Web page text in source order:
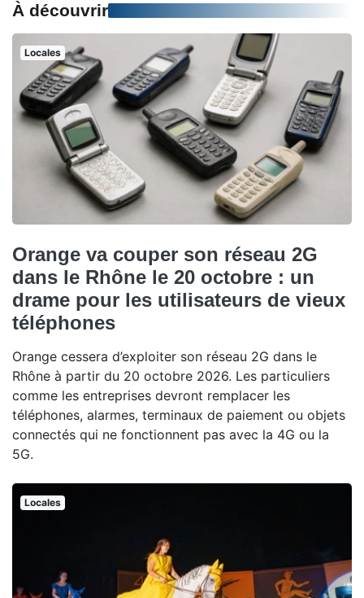
À découvrir
Locales
Orange va couper son réseau 2G
dans le Rhône le 20 octobre : un
drame pour les utilisateurs de vieux
téléphones
Orange cessera d’exploiter son réseau 2G dans le
Rhône à partir du 20 octobre 2026. Les particuliers
comme les entreprises devront remplacer les
téléphones, alarmes, terminaux de paiement ou objets
connectés qui ne fonctionnent pas avec la 4G ou la
5G.
Locales